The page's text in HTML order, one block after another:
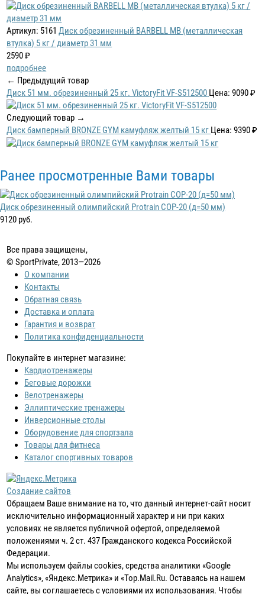
Артикул: 5161 Диск обрезиненный BARBELL MB (металлическая
втулка) 5 кг / диаметр 31 мм
2590 ₽
подробнее
← Предыдущий товар
Диск 51 мм. обрезиненный 25 кг. VictoryFit VF-S512500 Цена: 9090 ₽
Следующий товар →
Диск бамперный BRONZE GYM камуфляж желтый 15 кг Цена: 9390 ₽
Ранее просмотренные Вами товары
Диск обрезиненный олимпийский Protrain COP-20 (д=50 мм)
9120 руб.
Все права защищены,
© SportPrivate, 2013—2026
О компании
Контакты
Обратная связь
Доставка и оплата
Гарантия и возврат
Политика конфиденциальности
Покупайте в интернет магазине:
Кардиотренажеры
Беговые дорожки
Велотренажеры
Эллиптические тренажеры
Инверсионные столы
Оборудовение для спортзала
Товары для фитнеса
Каталог спортивных товаров
Создание сайтов
Обращаем Ваше внимание на то, что данный интернет-сайт носит
исключительно информационный характер и ни при каких
условиях не является публичной офертой, определяемой
положениями ч. 2 ст. 437 Гражданского кодекса Российской
Федерации.
Мы используем файлы cookies, средства аналитики «Google
Analytics», «Яндекс.Метрика» и «Top.Mail.Ru. Оставаясь на нашем
сайте, вы соглашаетесь с условиями их использования. Чтобы